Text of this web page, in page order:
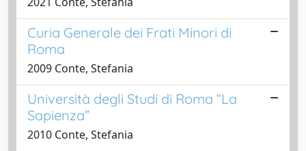
Curia Generale dei Frati Minori di
Roma
2009 Conte, Stefania
Università degli Studi di Roma “La
Sapienza”
2010 Conte, Stefania